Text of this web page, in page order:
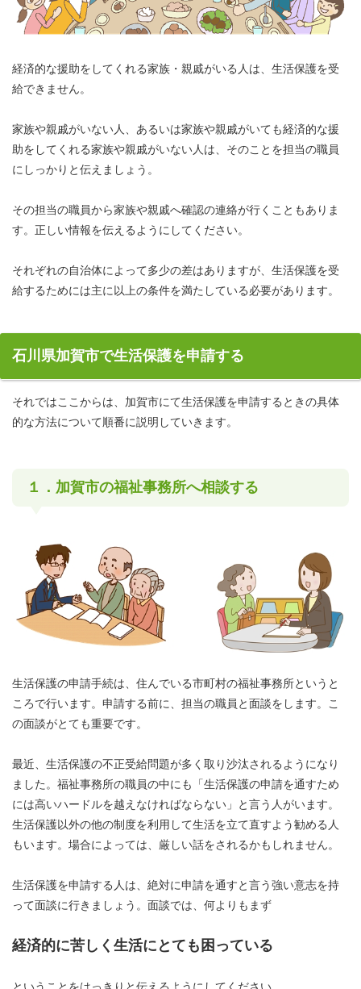
経済的な援助をしてくれる家族・親戚がいる人は、生活保護を受
給できません。
家族や親戚がいない人、あるいは家族や親戚がいても経済的な援
助をしてくれる家族や親戚がいない人は、そのことを担当の職員
にしっかりと伝えましょう。
その担当の職員から家族や親戚へ確認の連絡が行くこともありま
す。正しい情報を伝えるようにしてください。
それぞれの自治体によって多少の差はありますが、生活保護を受
給するためには主に以上の条件を満たしている必要があります。
石川県加賀市で生活保護を申請する
それではここからは、加賀市にて生活保護を申請するときの具体
的な方法について順番に説明していきます。
１．加賀市の福祉事務所へ相談する
生活保護の申請手続は、住んでいる市町村の福祉事務所というと
ころで行います。申請する前に、担当の職員と面談をします。こ
の面談がとても重要です。
最近、生活保護の不正受給問題が多く取り沙汰されるようになり
ました。福祉事務所の職員の中にも「生活保護の申請を通すため
には高いハードルを越えなければならない」と言う人がいます。
生活保護以外の他の制度を利用して生活を立て直すよう勧める人
もいます。場合によっては、厳しい話をされるかもしれません。
生活保護を申請する人は、絶対に申請を通すと言う強い意志を持
って面談に行きましょう。面談では、何よりもまず
経済的に苦しく生活にとても困っている